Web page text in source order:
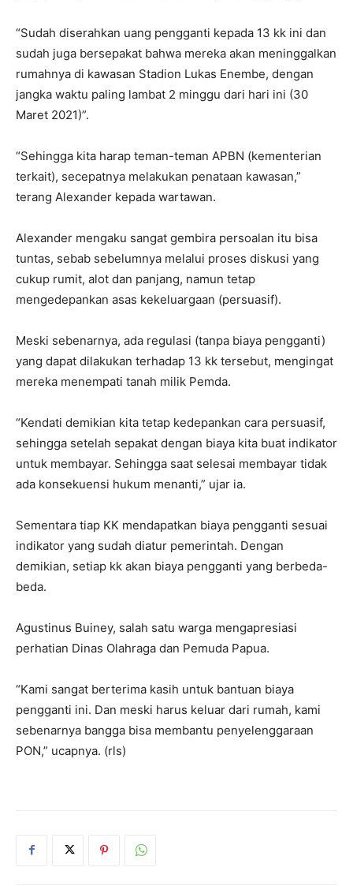
“Sudah diserahkan uang pengganti kepada 13 kk ini dan
sudah juga bersepakat bahwa mereka akan meninggalkan
rumahnya di kawasan Stadion Lukas Enembe, dengan
jangka waktu paling lambat 2 minggu dari hari ini (30
Maret 2021)”.
“Sehingga kita harap teman-teman APBN (kementerian
terkait), secepatnya melakukan penataan kawasan,”
terang Alexander kepada wartawan.
Alexander mengaku sangat gembira persoalan itu bisa
tuntas, sebab sebelumnya melalui proses diskusi yang
cukup rumit, alot dan panjang, namun tetap
mengedepankan asas kekeluargaan (persuasif).
Meski sebenarnya, ada regulasi (tanpa biaya pengganti)
yang dapat dilakukan terhadap 13 kk tersebut, mengingat
mereka menempati tanah milik Pemda.
“Kendati demikian kita tetap kedepankan cara persuasif,
sehingga setelah sepakat dengan biaya kita buat indikator
untuk membayar. Sehingga saat selesai membayar tidak
ada konsekuensi hukum menanti,” ujar ia.
Sementara tiap KK mendapatkan biaya pengganti sesuai
indikator yang sudah diatur pemerintah. Dengan
demikian, setiap kk akan biaya pengganti yang berbeda-
beda.
Agustinus Buiney, salah satu warga mengapresiasi
perhatian Dinas Olahraga dan Pemuda Papua.
“Kami sangat berterima kasih untuk bantuan biaya
pengganti ini. Dan meski harus keluar dari rumah, kami
sebenarnya bangga bisa membantu penyelenggaraan
PON,” ucapnya. (rls)